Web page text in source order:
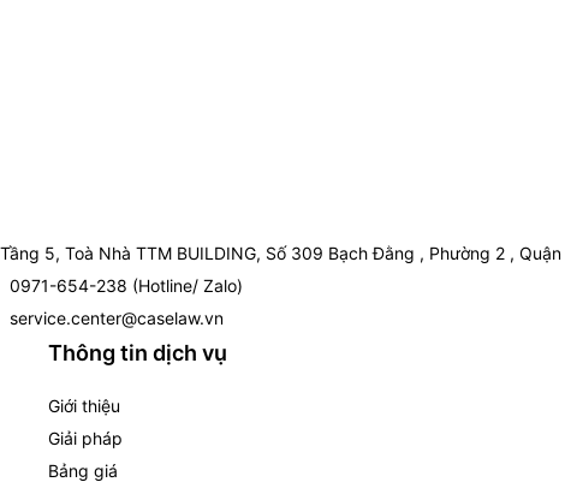
Tầng 5, Toà Nhà TTM BUILDING, Số 309 Bạch Đằng , Phường 2 ,
0971-654-238 (Hotline/ Zalo)
service.center@caselaw.vn
Thông tin dịch vụ
Giới thiệu
Giải pháp
Bảng giá